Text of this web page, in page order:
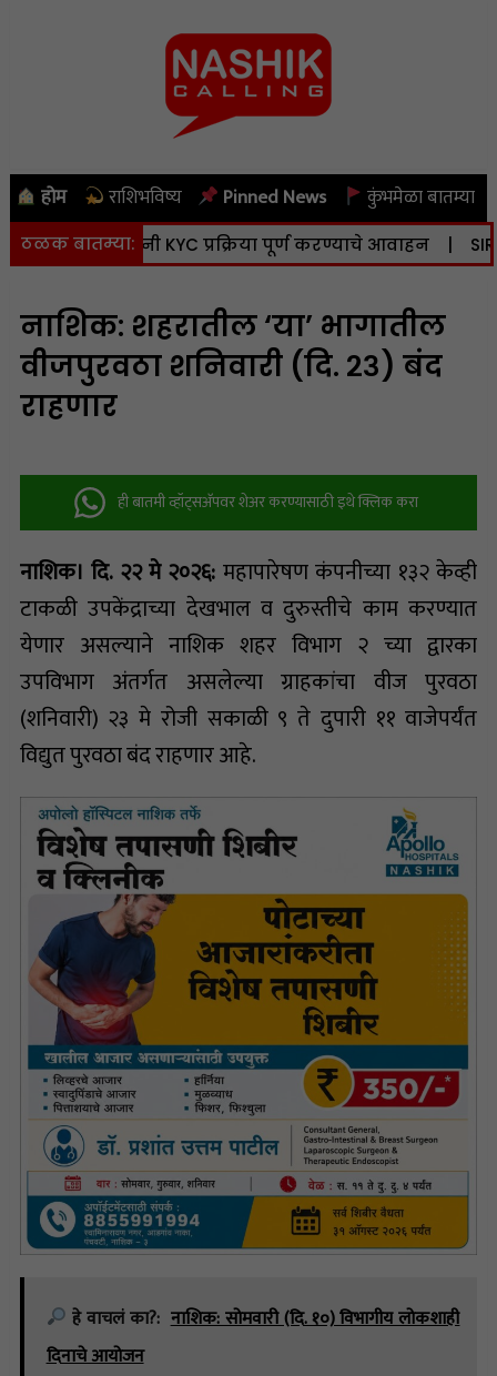
होम राशिभविष्य Pinned News कुंभमेळा बातम्या
ठळक बातम्या:
भूधारकांनी KYC प्रक्रिया पूर्ण करण्याचे आवाहन | SIR:
नाशिक: शहरातील ‘या’ भागातील
वीजपुरवठा शनिवारी (दि. २३) बंद
राहणार
ही बातमी व्हॉट्सअ‍ॅपवर शेअर करण्यासाठी इथे क्लिक करा
नाशिक। दि. २२ मे २०२६: महापारेषण कंपनीच्या १३२ केव्ही
टाकळी उपकेंद्राच्या देखभाल व दुरुस्तीचे काम करण्यात
येणार असल्याने नाशिक शहर विभाग २ च्या द्वारका
उपविभाग अंतर्गत असलेल्या ग्राहकांचा वीज पुरवठा
(शनिवारी) २३ मे रोजी सकाळी ९ ते दुपारी ११ वाजेपर्यंत
विद्युत पुरवठा बंद राहणार आहे.
हे वाचलं का?: नाशिक: सोमवारी (दि. १०) विभागीय लोकशाही
दिनाचे आयोजन